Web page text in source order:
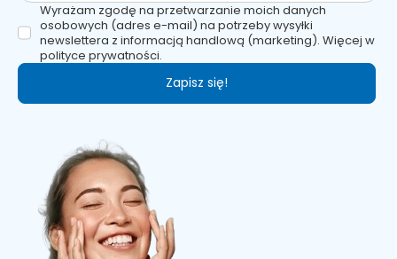
Wyrażam zgodę na przetwarzanie moich danych
osobowych (adres e-mail) na potrzeby wysyłki
newslettera z informacją handlową (marketing). Więcej w
polityce prywatności.
Zapisz się!